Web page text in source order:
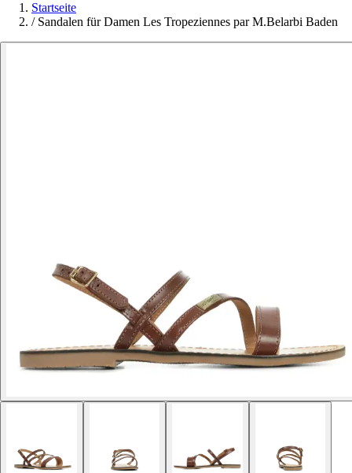
Startseite
/ Sandalen für Damen Les Tropeziennes par M.Belarbi Baden